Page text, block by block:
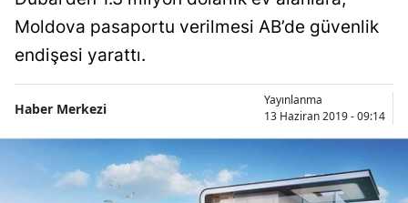
Antalya
Balıkesir
Bilecik
Moldova pasaportu verilmesi AB’de güvenlik
endişesi yarattı.
Haber Merkezi
Yayınlanma
13 Haziran 2019 - 09:14